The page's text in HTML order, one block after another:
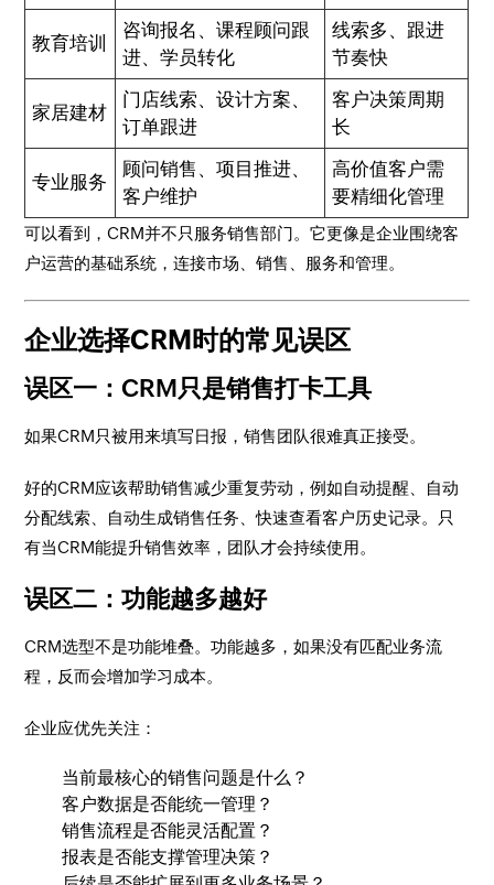
教育培训
咨询报名、课程顾问跟
进、学员转化
线索多、跟进
节奏快
家居建材
门店线索、设计方案、
订单跟进
客户决策周期
长
专业服务
顾问销售、项目推进、
客户维护
高价值客户需
要精细化管理
可以看到，CRM并不只服务销售部门。它更像是企业围绕客
户运营的基础系统，连接市场、销售、服务和管理。
企业选择CRM时的常见误区
误区一：CRM只是销售打卡工具
如果CRM只被用来填写日报，销售团队很难真正接受。
好的CRM应该帮助销售减少重复劳动，例如自动提醒、自动
分配线索、自动生成销售任务、快速查看客户历史记录。只
有当CRM能提升销售效率，团队才会持续使用。
误区二：功能越多越好
CRM选型不是功能堆叠。功能越多，如果没有匹配业务流
程，反而会增加学习成本。
企业应优先关注：
当前最核心的销售问题是什么？
客户数据是否能统一管理？
销售流程是否能灵活配置？
报表是否能支撑管理决策？